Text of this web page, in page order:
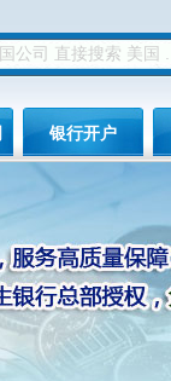
银行开户